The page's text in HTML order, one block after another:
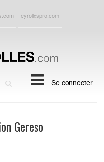
eyrollespro.com
Se connecter
Gereso